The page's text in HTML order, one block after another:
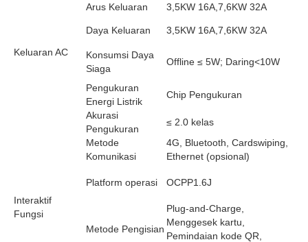
Keluaran AC
Arus Keluaran 3,5KW 16A,7,6KW 32A
Daya Keluaran 3,5KW 16A,7,6KW 32A
Konsumsi Daya
Siaga
Offline ≤ 5W; Daring<10W
Pengukuran
Energi Listrik
Chip Pengukuran
Akurasi
Pengukuran
≤ 2.0 kelas
Interaktif
Fungsi
Metode
Komunikasi
4G, Bluetooth, Cardswiping,
Ethernet (opsional)
Platform operasi OCPP1.6J
Metode Pengisian
Plug-and-Charge,
Menggesek kartu,
Pemindaian kode QR,